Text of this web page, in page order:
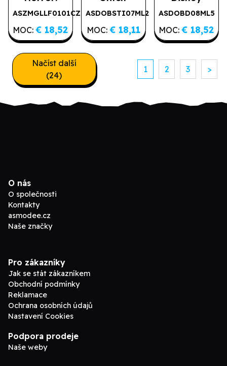
Lovecraftův
ASZMGLLF0101CZ
MOC:€ 18,52
ASDOBSTI07ML2
MOC: € 18,11
ASDOBD08ML5
MOC:€ 18,52
Načíst další
(24)
1 2 3 >
O nás
O společnosti
Kontakty
asmodee.cz
Naše značky
Pro zákazníky
Jak se stát zákazníkem
Obchodní podmínky
Reklamace
Ochrana osobních údajů
Nastavení Cookies
Podpora prodeje
Naše weby